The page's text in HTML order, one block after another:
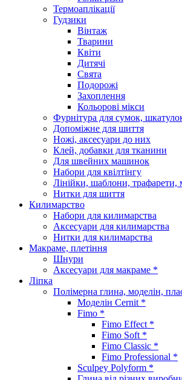
Термоаплікації
Гудзики
Вінтаж
Тварини
Квіти
Дитячі
Свята
Подорожі
Захоплення
Кольорові мікси
Фурнітура для сумок,
Допоміжне для шиття
Ножі, аксесуари до них
Клей, добавки для тканини
Для швейних машинок
Набори для квілтінгу
Лінійки, шаблони, трафарети,
Нитки для шиття
Килимарство
Набори для килимарства
Аксесуари для килимарства
Нитки для килимарства
Макраме, плетіння
Шнури
Аксесуари для макраме *
Ліпка
Полімерна глина, моделін,
Моделін Cernit *
Fimo *
Fimo Effect *
Fimo Soft *
Fimo Classic *
Fimo Professional *
Sculpey Polyform *